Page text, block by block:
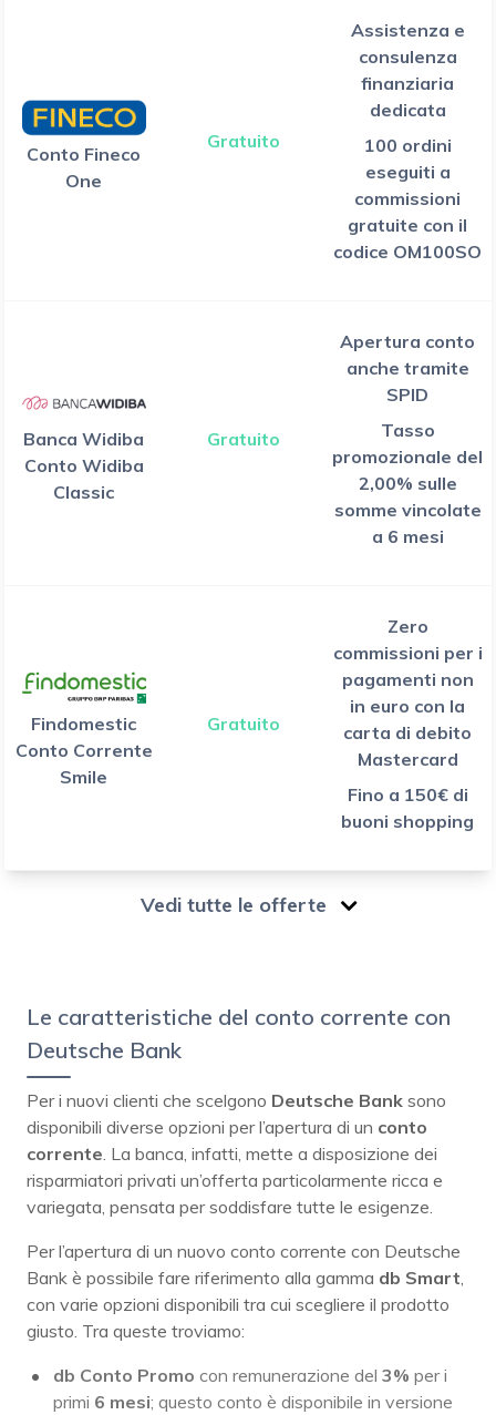
Conto Fineco
One
Gratuito
Assistenza e
consulenza
finanziaria
dedicata
100 ordini
eseguiti a
commissioni
gratuite con il
codice OM100SO
Banca Widiba
Conto Widiba
Classic
Gratuito
Apertura conto
anche tramite
SPID
Tasso
promozionale del
2,00% sulle
somme vincolate
a 6 mesi
Findomestic
Conto Corrente
Smile
Gratuito
Zero
commissioni per i
pagamenti non
in euro con la
carta di debito
Mastercard
Fino a 150€ di
buoni shopping
Vedi tutte le offerte
Le caratteristiche del conto corrente con
Deutsche Bank
Per i nuovi clienti che scelgono Deutsche Bank sono
disponibili diverse opzioni per l’apertura di un conto
corrente. La banca, infatti, mette a disposizione dei
risparmiatori privati un’offerta particolarmente ricca e
variegata, pensata per soddisfare tutte le esigenze.
Per l’apertura di un nuovo conto corrente con Deutsche
Bank è possibile fare riferimento alla gamma db Smart,
con varie opzioni disponibili tra cui scegliere il prodotto
giusto. Tra queste troviamo:
db Conto Promo con remunerazione del 3% per i
primi 6 mesi; questo conto è disponibile in versione